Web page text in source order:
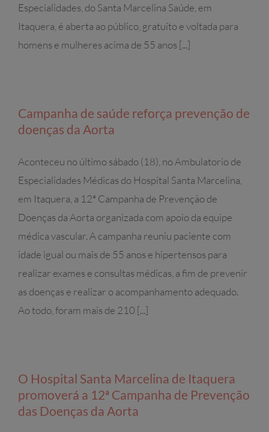
Especialidades, do Santa Marcelina Saúde, em
Itaquera, é aberta ao público, gratuito e voltada para
homens e mulheres acima de 55 anos [...]
Campanha de saúde reforça prevenção de
doenças da Aorta
Aconteceu no último sábado (18), no Ambulatorio de
Especialidades Médicas do Hospital Santa Marcelina,
em Itaquera, a 12ª Campanha de Prevenção de
Doenças da Aorta organizada com apoio da equipe
médica vascular. A campanha reuniu paciente com
idade igual ou mais de 55 anos e hipertensos para
realizar exames e consultas médicas, a fim de prevenir
as doenças e realizar o acompanhamento adequado.
Ao todo, foram mais de 210 [...]
O Hospital Santa Marcelina de Itaquera
promoverá a 12ª Campanha de Prevenção
das Doenças da Aorta